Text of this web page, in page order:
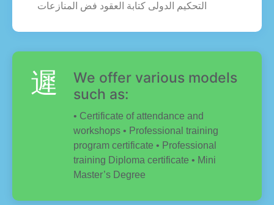
التحكيم الدولى كتابة العقود فض المنازعات
We offer various models
such as:
• Certificate of attendance and
workshops • Professional training
program certificate • Professional
training Diploma certificate • Mini
Master’s Degree